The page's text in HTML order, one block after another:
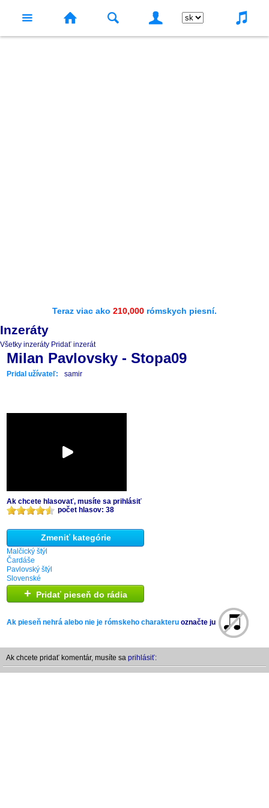
Teraz viac ako 210,000 rómskych piesní.
Inzeráty
Všetky inzeráty Pridať inzerát
Milan Pavlovsky - Stopa09
Pridal užívateľ: samir
Ak chcete hlasovať, musíte sa prihlásiť
počet hlasov: 38
Zmeniť kategórie
Malčický štýl
Čardáše
Pavlovský štýl
Slovenské
+ Pridať pieseň do rádia
Ak pieseň nehrá alebo nie je rómskeho charakteru označte ju
Ak chcete pridať komentár, musíte sa prihlásiť: